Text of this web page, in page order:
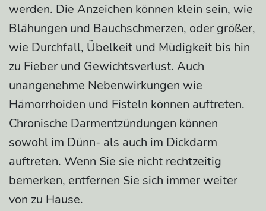
werden. Die Anzeichen können klein sein, wie
Blähungen und Bauchschmerzen, oder größer,
wie Durchfall, Übelkeit und Müdigkeit bis hin
zu Fieber und Gewichtsverlust. Auch
unangenehme Nebenwirkungen wie
Hämorrhoiden und Fisteln können auftreten.
Chronische Darmentzündungen können
sowohl im Dünn- als auch im Dickdarm
auftreten. Wenn Sie sie nicht rechtzeitig
bemerken, entfernen Sie sich immer weiter
von zu Hause.